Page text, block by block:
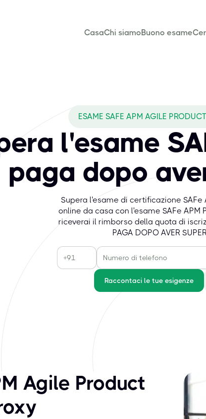
CasaChi siamoBuono esame
ESAME SAFE APM AGILE
l'esame
paga dopo
Supera l'esame di certificazione
online da casa con l'esame SAFe APM
riceverai il rimborso della quota di
PAGA DOPO AVER
Raccontaci le tue esigenze
Agile Product